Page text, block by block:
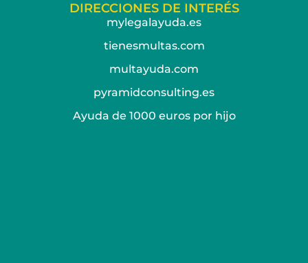
DIRECCIONES DE INTERÉS
mylegalayuda.es
tienesmultas.com
multayuda.com
pyramidconsulting.es
Ayuda de 1000 euros por hijo